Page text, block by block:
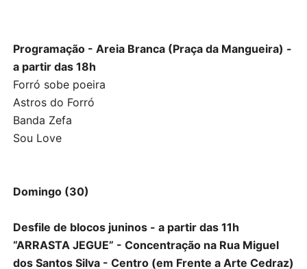
Programação - Areia Branca (Praça da Mangueira) -
a partir das 18h
Forró sobe poeira
Astros do Forró
Banda Zefa
Sou Love
Domingo (30)
Desfile de blocos juninos - a partir das 11h
“ARRASTA JEGUE” - Concentração na Rua Miguel
dos Santos Silva - Centro (em Frente a Arte Cedraz)